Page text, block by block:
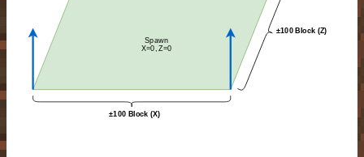
±100 Block (Z)
±100 Block (X)
Spawn
X=0, Z=0